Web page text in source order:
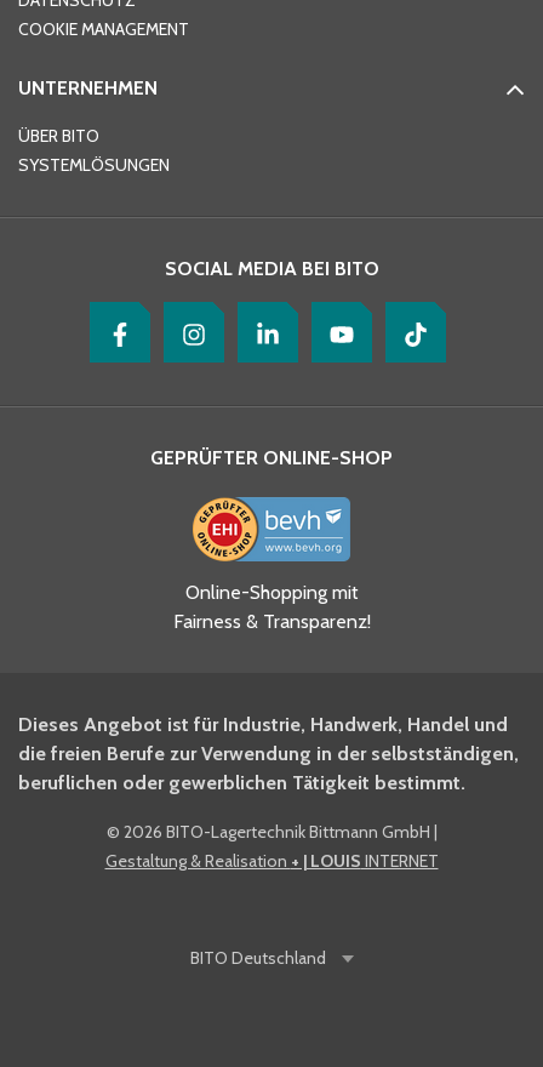
Telefon
Ja, ich habe die
Datenschutzhinweise gelesen
und akzeptiere diese.
BITO Newsletter Fachwissen
Intralogistiker anmelden.
Ja, ich möchte mich für den
BITO Shop-Newsletter
COOKIE MANAGEMENT
UNTERNEHMEN
ÜBER BITO
SYSTEMLÖSUNGEN
SOCIAL MEDIA BEI BITO
GEPRÜFTER ONLINE-SHOP
Online-Shopping mit
Fairness & Transparenz!
Dieses Angebot ist für Industrie, Handwerk, Handel und
die freien Berufe zur Verwendung in der selbstständigen,
beruflichen oder gewerblichen Tätigkeit bestimmt.
© 2026 BITO-Lagertechnik Bittmann GmbH |
Gestaltung & Realisation + | LOUIS INTERNET
BITO Deutschland